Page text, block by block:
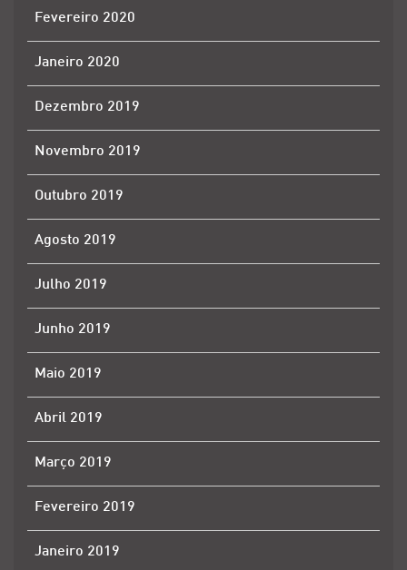
Fevereiro 2020
Janeiro 2020
Dezembro 2019
Novembro 2019
Outubro 2019
Agosto 2019
Julho 2019
Junho 2019
Maio 2019
Abril 2019
Março 2019
Fevereiro 2019
Janeiro 2019